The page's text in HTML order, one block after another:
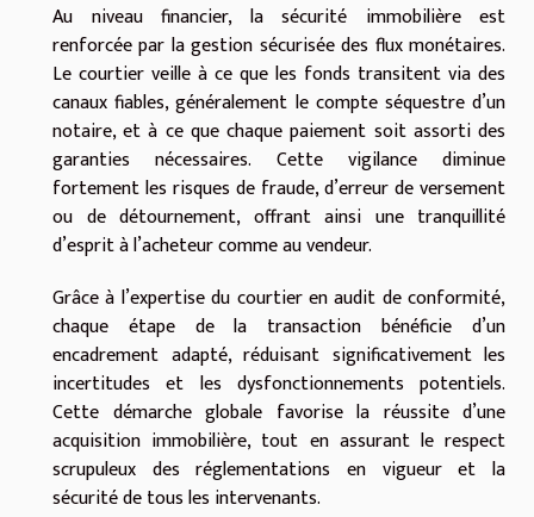
Au niveau financier, la sécurité immobilière est
renforcée par la gestion sécurisée des flux monétaires.
Le courtier veille à ce que les fonds transitent via des
canaux fiables, généralement le compte séquestre d’un
notaire, et à ce que chaque paiement soit assorti des
garanties nécessaires. Cette vigilance diminue
fortement les risques de fraude, d’erreur de versement
ou de détournement, offrant ainsi une tranquillité
d’esprit à l’acheteur comme au vendeur.
Grâce à l’expertise du courtier en audit de conformité,
chaque étape de la transaction bénéficie d’un
encadrement adapté, réduisant significativement les
incertitudes et les dysfonctionnements potentiels.
Cette démarche globale favorise la réussite d’une
acquisition immobilière, tout en assurant le respect
scrupuleux des réglementations en vigueur et la
sécurité de tous les intervenants.